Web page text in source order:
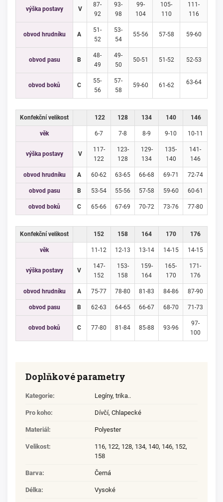
výška postavy V
87-
92
93-
98
99-
104
105-
110
111-
116
obvod hrudníku A
51-
52
53-
54
55-56 57-58 59-60
obvod pasu B
48-
49
49-
50
50-51 51-52 52-53
obvod boků C
55-
56
57-
58
59-60 61-62 63-64
Konfekční velikost 122 128 134 140 146
věk 6-7 7-8 8-9 9-10 10-11
výška postavy V
117-
122
123-
128
129-
134
135-
140
141-
146
obvod hrudníku A 60-62 63-65 66-68 69-71 72-74
obvod pasu B 53-54 55-56 57-58 59-60 60-61
obvod boků C 65-66 67-69 70-72 73-76 77-80
Konfekční velikost 152 158 164 170 176
věk 11-12 12-13 13-14 14-15 14-15
výška postavy V
147-
152
153-
158
159-
164
165-
170
171-
176
obvod hrudníku A 75-77 78-80 81-83 84-86 87-90
obvod pasu B 62-63 64-65 66-67 68-70 71-73
obvod boků C 77-80 81-84 85-88 93-96
97-
100
Doplňkové parametry
Kategorie: Legíny, trika..
Pro koho: Dívčí, Chlapecké
Materiál: Polyester
Velikost: 116, 122, 128, 134, 140, 146, 152,
158
Barva: Černá
Délka: Vysoké